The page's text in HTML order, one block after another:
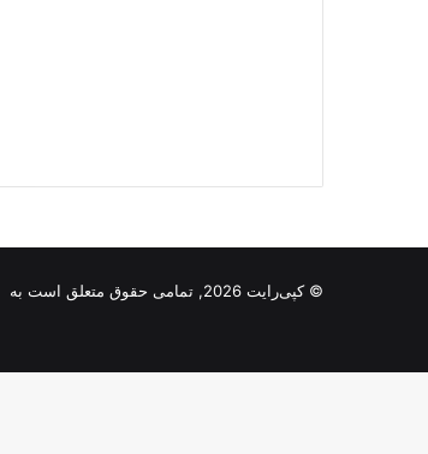
© کپی‌رایت 2026, تمامی حقوق متعلق است به |